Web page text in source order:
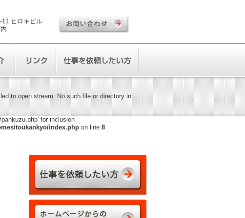
11 ヒロキビル
to open stream: No such file or directory in
for inclusion
toukankyo/index.phpon line 8